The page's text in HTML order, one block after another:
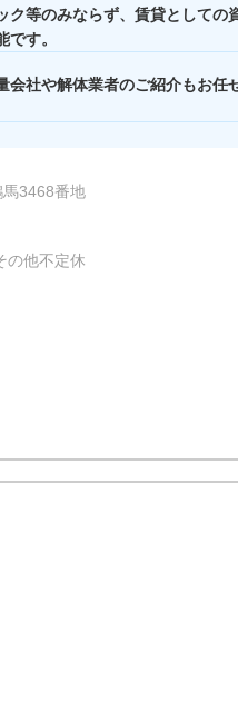
ク等のみならず、賃貸としての
す。
会社や解体業者のご紹介もお任
3468番地
の他不定休